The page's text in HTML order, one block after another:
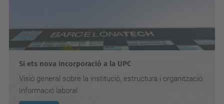
Si ets nova incorporació a la UPC
Visió general sobre la institució, estructura i organització.
Informació laboral